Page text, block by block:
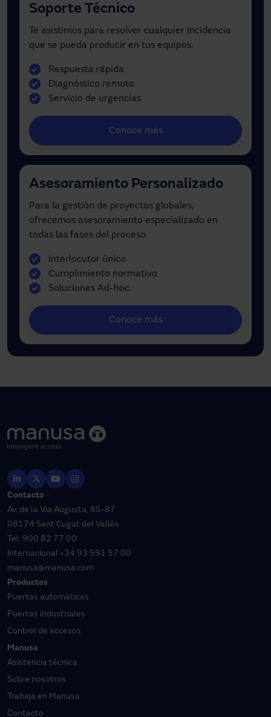
Soporte Técnico
Te asistimos para resolver cualquier incidencia
que se pueda producir en tus equipos.
Respuesta rápida
Diagnóstico remoto
Servicio de urgencias
Conoce más
Asesoramiento Personalizado
Para la gestión de proyectos globales,
ofrecemos asesoramiento especializado en
todas las fases del proceso.
Interlocutor único
Cumplimiento normativo
Soluciones Ad-hoc
Conoce más
Contacto
Av. de la Via Augusta, 85-87
08174 Sant Cugat del Vallès
Tel. 900 82 77 00
Internacional +34 93 591 57 00
manusa@manusa.com
Productos
Puertas automáticas
Puertas industriales
Control de accesos
Manusa
Asistencia técnica
Sobre nosotros
Trabaja en Manusa
Contacto